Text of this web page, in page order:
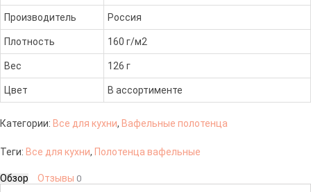
Производитель Россия
Плотность 160 г/м2
Вес 126 г
Цвет В ассортименте
Категории: Все для кухни, Вафельные полотенца
Теги: Все для кухни, Полотенца вафельные
Обзор Отзывы 0